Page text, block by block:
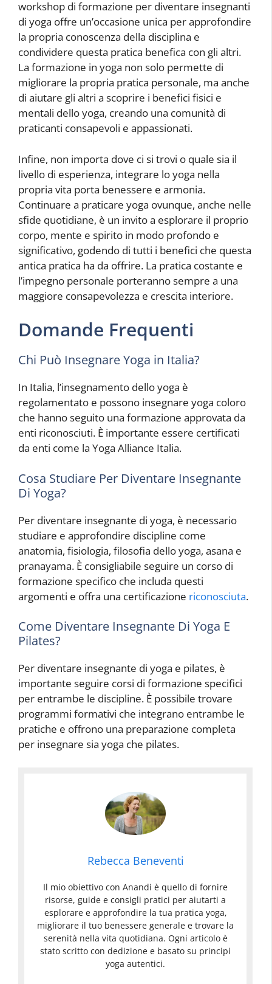
workshop di formazione per diventare insegnanti
di yoga offre un’occasione unica per approfondire
la propria conoscenza della disciplina e
condividere questa pratica benefica con gli altri.
La formazione in yoga non solo permette di
migliorare la propria pratica personale, ma anche
di aiutare gli altri a scoprire i benefici fisici e
mentali dello yoga, creando una comunità di
praticanti consapevoli e appassionati.
Infine, non importa dove ci si trovi o quale sia il
livello di esperienza, integrare lo yoga nella
propria vita porta benessere e armonia.
Continuare a praticare yoga ovunque, anche nelle
sfide quotidiane, è un invito a esplorare il proprio
corpo, mente e spirito in modo profondo e
significativo, godendo di tutti i benefici che questa
antica pratica ha da offrire. La pratica costante e
l’impegno personale porteranno sempre a una
maggiore consapevolezza e crescita interiore.
Domande Frequenti
Chi Può Insegnare Yoga in Italia?
In Italia, l’insegnamento dello yoga è
regolamentato e possono insegnare yoga coloro
che hanno seguito una formazione approvata da
enti riconosciuti. È importante essere certificati
da enti come la Yoga Alliance Italia.
Cosa Studiare Per Diventare Insegnante
Di Yoga?
Per diventare insegnante di yoga, è necessario
studiare e approfondire discipline come
anatomia, fisiologia, filosofia dello yoga, asana e
pranayama. È consigliabile seguire un corso di
formazione specifico che includa questi
argomenti e offra una certificazione riconosciuta.
Come Diventare Insegnante Di Yoga E
Pilates?
Per diventare insegnante di yoga e pilates, è
importante seguire corsi di formazione specifici
per entrambe le discipline. È possibile trovare
programmi formativi che integrano entrambe le
pratiche e offrono una preparazione completa
per insegnare sia yoga che pilates.
Rebecca Beneventi
Il mio obiettivo con Anandi è quello di fornire
risorse, guide e consigli pratici per aiutarti a
esplorare e approfondire la tua pratica yoga,
migliorare il tuo benessere generale e trovare la
serenità nella vita quotidiana. Ogni articolo è
stato scritto con dedizione e basato su principi
yoga autentici.